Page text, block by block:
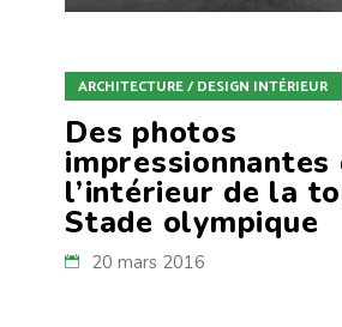
ARCHITECTURE / DESIGN INTÉRIEUR
Des photos
impressionnantes
l’intérieur de la
Stade olympique
20 mars 2016